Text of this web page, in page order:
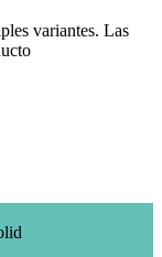
variantes. Las